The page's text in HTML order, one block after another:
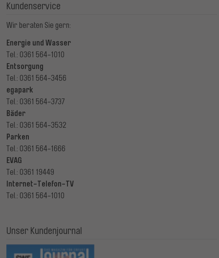
Kundenservice
Wir beraten Sie gern:
Energie und Wasser
Tel.: 0361 564-1010
Entsorgung
Tel.: 0361 564-3456
egapark
Tel.: 0361 564-3737
Bäder
Tel.: 0361 564-3532
Parken
Tel.: 0361 564-1666
EVAG
Tel.: 0361 19449
Internet-Telefon-TV
Tel.: 0361 564-1010
Unser Kundenjournal